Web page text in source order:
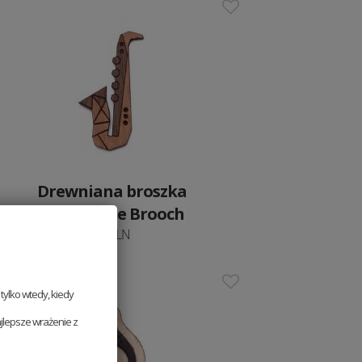
Drewniana broszka
Saxophone Brooch
59 PLN
wtedy, kiedy
wrażenie z